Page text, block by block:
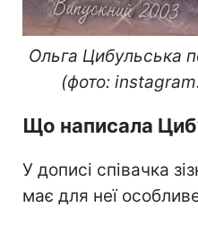
Ольга Цибульська
(фото:
Що написала
У дописі співачка
має для неї